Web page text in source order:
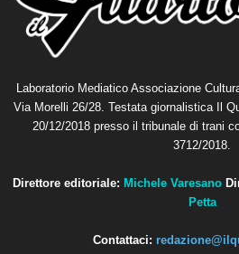
Laboratorio Mediatico Associazione
Via Morelli 26/28. Testata giornalistica Il
20/12/2018 presso il tribunale di trani
3712/2018.
Direttore editoriale: Michele Varesano
Petta
Contattaci: